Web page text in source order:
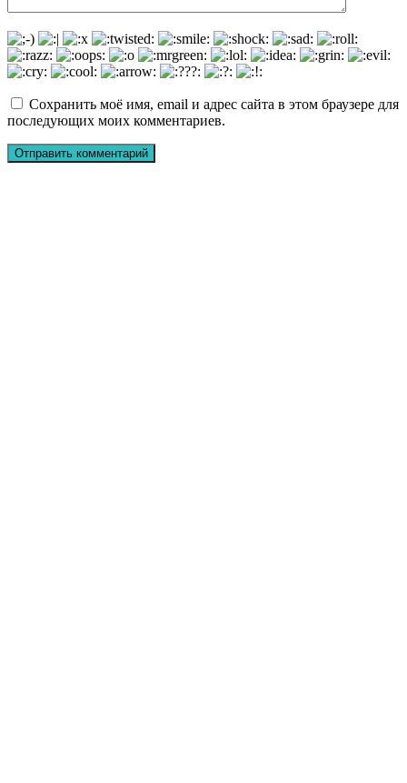
Сохранить моё имя, email и адрес сайта в этом браузере для
последующих моих комментариев.